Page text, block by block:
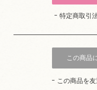
特定商取引
この商品
この商品を